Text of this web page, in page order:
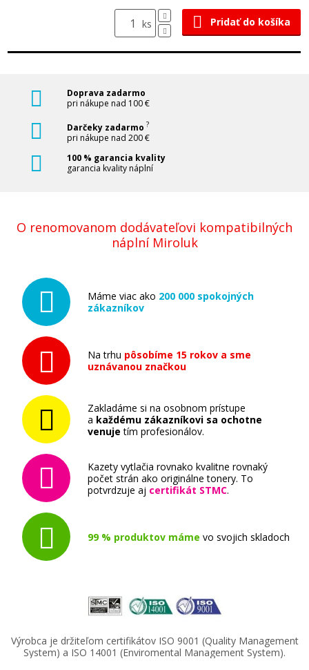
ks Pridať do košíka
Doprava zadarmo
pri nákupe nad 100 €
Darčeky zadarmo ?
pri nákupe nad 200 €
100 % garancia kvality
garancia kvality náplní
O renomovanom dodávateľovi kompatibilných
náplní Miroluk
Máme viac ako 200 000 spokojných
zákazníkov
Na trhu pôsobíme 15 rokov a sme
uznávanou značkou
Zakladáme si na osobnom prístupe
a každému zákazníkovi sa ochotne
venuje tím profesionálov.
Kazety vytlačia rovnako kvalitne rovnaký
počet strán ako originálne tonery. To
potvrdzuje aj certifikát STMC.
99 % produktov máme vo svojich skladoch
Výrobca je držiteľom certifikátov ISO 9001 (Quality Management
System) a ISO 14001 (Enviromental Management System).